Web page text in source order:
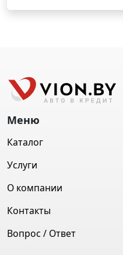
Меню
Каталог
Услуги
О компании
Контакты
Вопрос / Ответ